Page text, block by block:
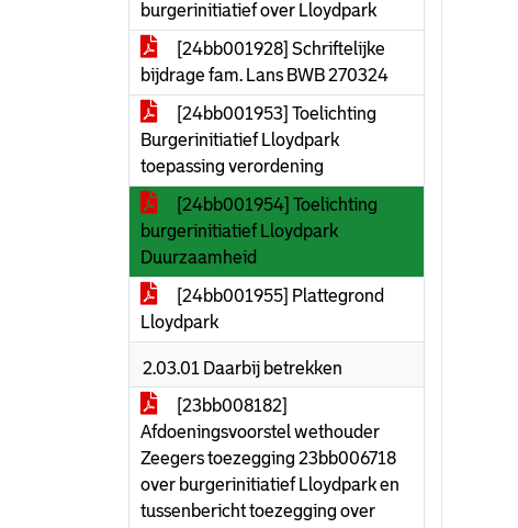
burgerinitiatief over Lloydpark
[24bb001928] Schriftelijke
bijdrage fam. Lans BWB 270324
[24bb001953] Toelichting
Burgerinitiatief Lloydpark
toepassing verordening
[24bb001954] Toelichting
burgerinitiatief Lloydpark
Duurzaamheid
[24bb001955] Plattegrond
Lloydpark
2.03.01 Daarbij betrekken
[23bb008182]
Afdoeningsvoorstel wethouder
Zeegers toezegging 23bb006718
over burgerinitiatief Lloydpark en
tussenbericht toezegging over